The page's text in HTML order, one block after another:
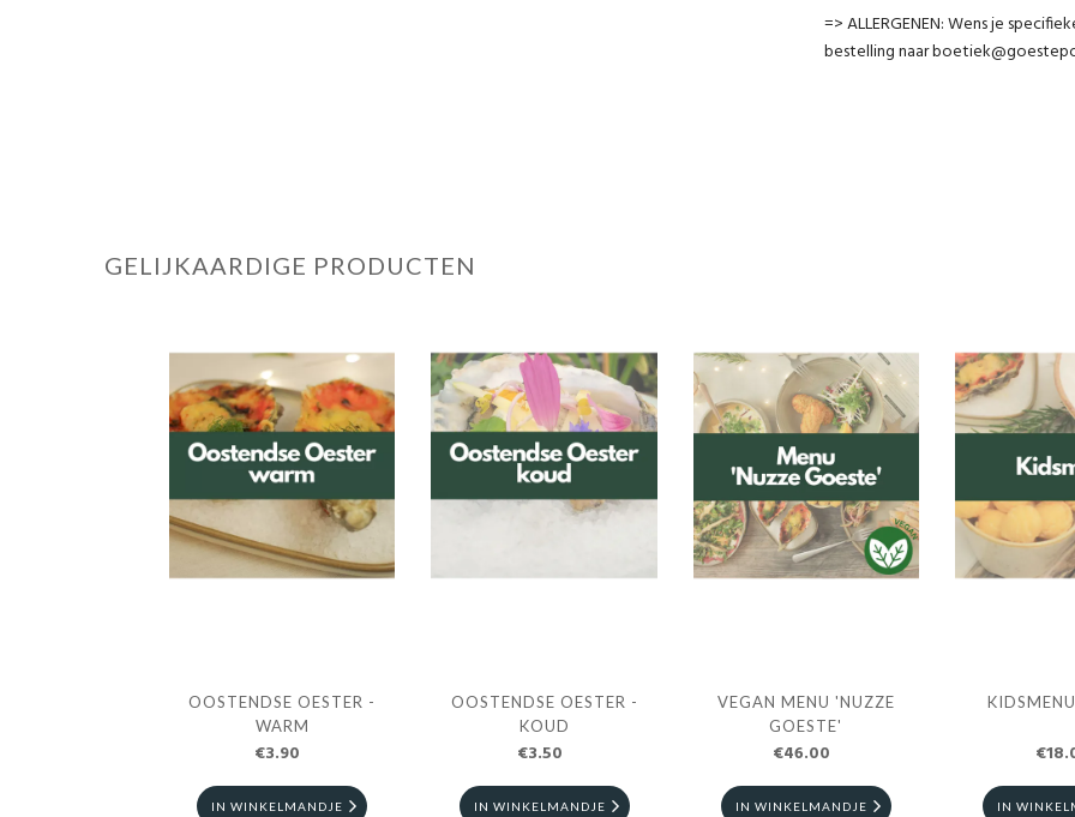
=> ALLERGENEN: Wens je
bestelling naar
GELIJKAARDIGE PRODUCTEN
OOSTENDSE OESTER -
WARM
€3.90
IN WINKELMANDJE
OOSTENDSE OESTER -
KOUD
€3.50
IN WINKELMANDJE
VEGAN MENU 'NUZZE
GOESTE'
€46.00
IN WINKELMANDJE IN